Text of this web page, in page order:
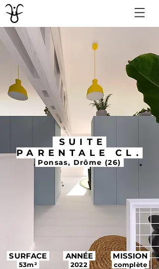
SUITE
PARENTALE CL.
Ponsas, Drôme (26)
SURFACE
53m²
ANNÉE
2022
MISSION
complète